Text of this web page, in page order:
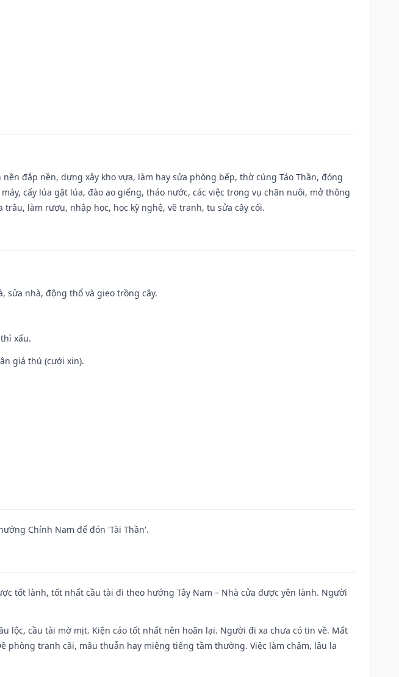
đắp nền, dựng xây kho vựa, làm hay sửa phòng bếp, thờ cúng Táo Thần, đóng
cấy lúa gặt lúa, đào ao giếng, tháo nước, các việc trong vụ chăn nuôi, mở thông
làm rượu, nhập học, học kỹ nghệ, vẽ tranh, tu sửa cây cối.
sửa nhà, động thổ và gieo trồng cây.
xấu.
giá thú (cưới xin).
Chính Nam để đón 'Tài Thần'.
tốt lành, tốt nhất cầu tài đi theo hướng Tây Nam – Nhà cửa được yên lành. Người
lộc, cầu tài mờ mịt. Kiện cáo tốt nhất nên hoãn lại. Người đi xa chưa có tin về. Mất
tranh cãi, mâu thuẫn hay miệng tiếng tầm thường. Việc làm chậm, lâu la